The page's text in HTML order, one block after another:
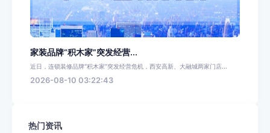
家装品牌“积木家”突发经营...
近日，连锁装修品牌“积木家”突发经营危机，西安高新、大融城两家门店...
2026-08-10 03:22:43
热门资讯